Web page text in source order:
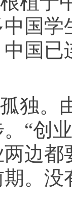
国
国
独。
“创
边都
。没